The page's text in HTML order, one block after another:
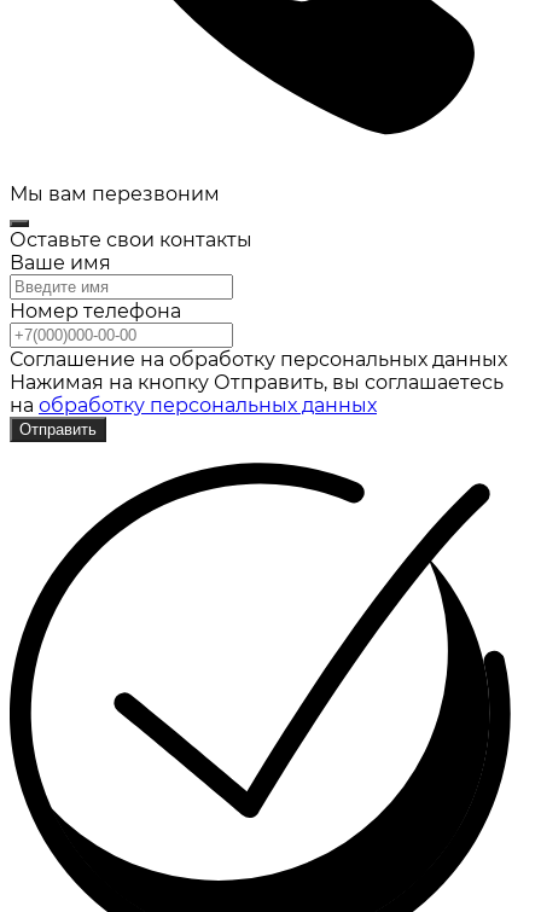
Мы вам перезвоним
Оставьте свои контакты
Ваше имя
Номер телефона
Соглашение на обработку персональных данных
Нажимая на кнопку Отправить, вы соглашаетесь
на обработку персональных данных
Отправить